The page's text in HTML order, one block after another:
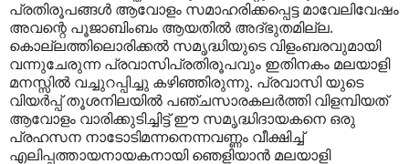
പ്രതിരൂപങ്ങൾ ആവോളം സമാഹരിക്കപ്പെട്ട മാവേലിവേഷം
അവന്റെ പൂജാ‍ബിംബം ആയതിൽ അദ്ഭുതമില്ല.
കൊല്ലത്തിലൊരിക്കൽ സമൃദ്ധിയുടെ വിളംബരവുമായി
വന്നുചേരുന്ന പ്രവാസിപ്രതിരൂപവും ഇതിനകം മലയാളി
മനസ്സിൽ വച്ചുറപ്പിച്ചു കഴിഞ്ഞിരുന്നു. പ്രവാസി യുടെ
വിയർപ്പ് തൂശനിലയിൽ പഞ്ചസാരകലർത്തി വിളമ്പിയത്
ആവോളം വാരിക്കുടിച്ചിട്ട് ഈ സമൃദ്ധിദായകനെ ഒരു
പ്രഹസന നാടോടിമന്നനെന്നവണ്ണം വീക്ഷിച്ച്
എലിപ്പത്തായനായകനായി ഞെളിയാൻ മലയാളി